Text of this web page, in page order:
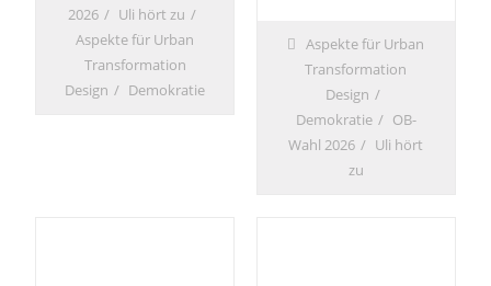
2026
Uli hört zu
Aspekte für Urban
Transformation
Design
Demokratie
Aspekte für Urban
Transformation
Design
Demokratie
OB-
Wahl 2026
Uli hört
zu